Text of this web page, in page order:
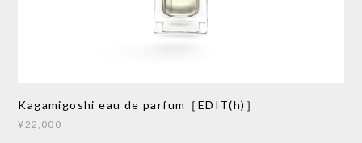
Kagamigoshi eau de parfum［EDIT(h)］
¥22,000